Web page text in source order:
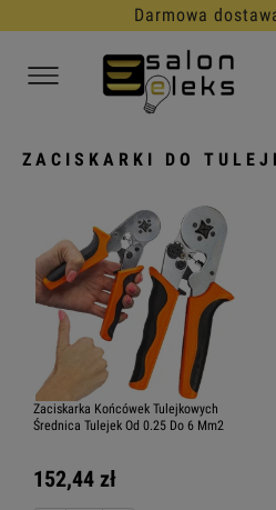
Darmowa
ZACISKARKI DO
Zaciskarka Końcówek Tulejkowych
Średnica Tulejek Od 0.25 Do 6 Mm2
152,44 zł